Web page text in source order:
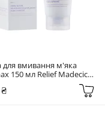
для вмивання м'яка
150 мл Relief Madecica